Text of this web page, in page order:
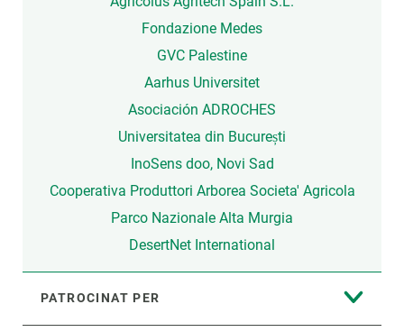
Fondazione Medes
GVC Palestine
Aarhus Universitet
Asociación ADROCHES
Universitatea din București
InoSens doo, Novi Sad
Cooperativa Produttori Arborea Societa' Agricola
Parco Nazionale Alta Murgia
DesertNet International
PATROCINAT PER